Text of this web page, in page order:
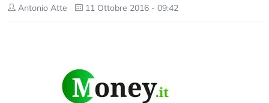
Antonio Atte 11 Ottobre 2016 - 09:42